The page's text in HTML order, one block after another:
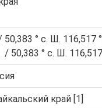
50,383 ° с. Ш. 116,517
/ 50,383 ° с. Ш.
край [1]